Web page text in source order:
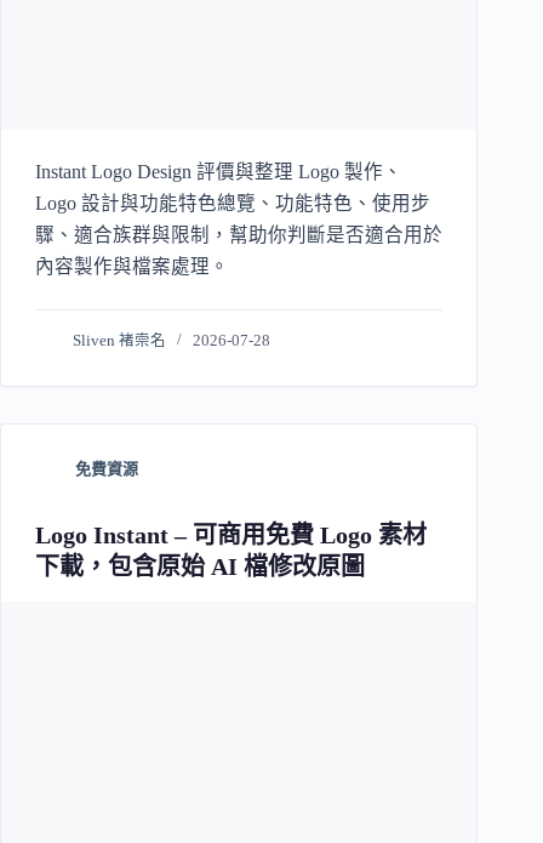
Instant Logo Design 評價與整理 Logo 製作、
Logo 設計與功能特色總覽、功能特色、使用步
驟、適合族群與限制，幫助你判斷是否適合用於
內容製作與檔案處理。
Sliven 褚崇名 2026-07-28
免費資源
Logo Instant – 可商用免費 Logo 素材
下載，包含原始 AI 檔修改原圖